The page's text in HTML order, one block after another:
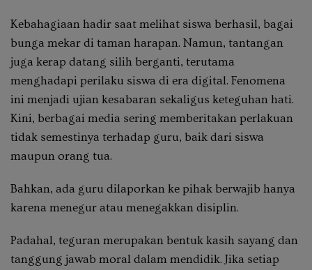
Kebahagiaan hadir saat melihat siswa berhasil, bagai
bunga mekar di taman harapan. Namun, tantangan
juga kerap datang silih berganti, terutama
menghadapi perilaku siswa di era digital. Fenomena
ini menjadi ujian kesabaran sekaligus keteguhan hati.
Kini, berbagai media sering memberitakan perlakuan
tidak semestinya terhadap guru, baik dari siswa
maupun orang tua.
Bahkan, ada guru dilaporkan ke pihak berwajib hanya
karena menegur atau menegakkan disiplin.
Padahal, teguran merupakan bentuk kasih sayang dan
tanggung jawab moral dalam mendidik. Jika setiap